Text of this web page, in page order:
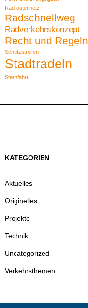
Radroutennetz
Radschnellweg
Radverkehrskonzept
Recht und Regeln
Schutzstreifen
Stadtradeln
Sternfahrt
KATEGORIEN
Aktuelles
Originelles
Projekte
Technik
Uncategorized
Verkehrsthemen